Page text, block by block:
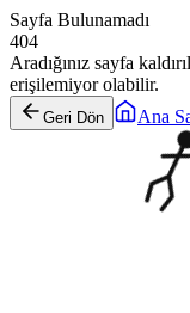
Sayfa Bulunamadı
404
Aradığınız sayfa
erişilemiyor olabilir.
Geri Dön Ana